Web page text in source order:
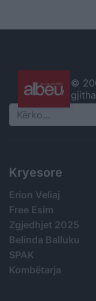
©
Search
Kryesore
Erion Veliaj
Free Esim
Zgjedhjet 2025
Belinda Balluku
SPAK
Kombëtarja